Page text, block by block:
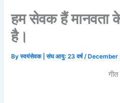
हम सेवक हैं मानवता
है।
Byस्वयंसेवक | संघ आयु: 23 वर्ष/ December
गीत